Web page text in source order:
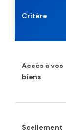
Critère
Accès à vos
biens
Scellement